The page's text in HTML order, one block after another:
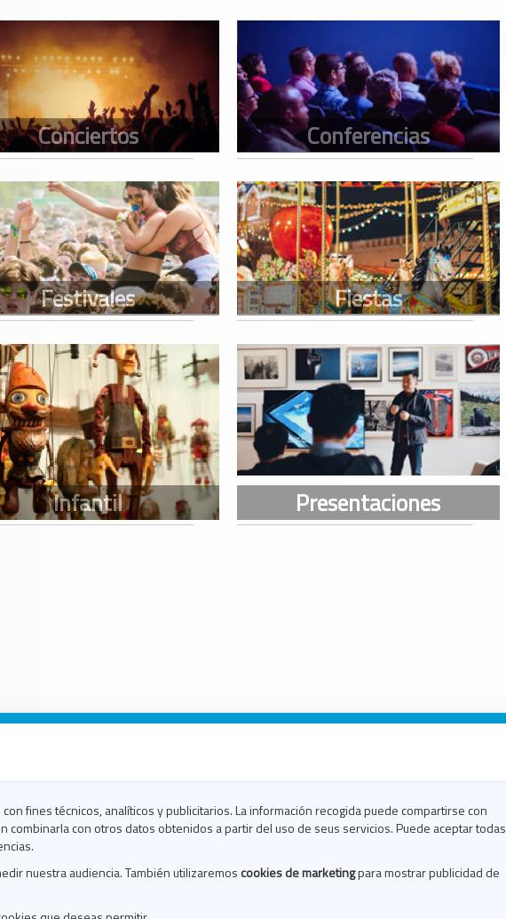
fines técnicos, analíticos y publicitarios. La información recogida puede compartirse con
con otros datos obtenidos a partir del uso de seus servicios. Puede aceptar todas
nuestra audiencia. También utilizaremos cookies de marketingpara mostrar publicidad de
en Lugo
en Ourense
en Santiago